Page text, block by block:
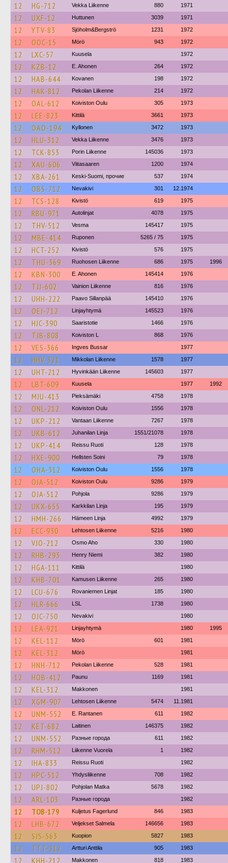
12 HG-712 Vekka Liikenne 880 1971
12 UXF-12 Huttunen 3039 1971
12 YTV-83 Sjöholm&Bergströ 1231 1972
12 OOC-15 Mörö 943 1972
12 LXC-57 Kuusela 1972
12 KZB-12 E. Ahonen 264 1972
12 HAB-644 Kovanen 198 1972
12 HAK-812 Pekolan Liikenne 214 1972
12 OAL-612 Koiviston Oulu 305 1973
12 LEE-823 Kittilä 3661 1973
12 OAO-194 Kyllonen 3472 1973
12 HLU-312 Vekka Liikenne 3476 1973
12 TCK-853 Porin Liikenne 145036 1973
12 XAU-606 Viitasaaren 1200 1974
12 XBA-261 Keski-Suomi, прочие 537 1974
12 OBS-712 Nevakivi 301 12.1974
12 TCS-128 Kivistö 619 1975
12 RBU-971 Autolinjat 4078 1975
12 THV-512 Vesma 145417 1975
12 MBE-414 Ruponen 5265 / 75 1975
12 HCT-252 Kivistö 576 1975
12 THU-369 Ruohosen Liikenne 686 1975 1996
12 KBN-300 E. Ahonen 145414 1976
12 TJJ-602 Vainion Liikenne 816 1976
12 UHH-222 Paavo Sillanpää 145410 1976
12 OEJ-712 Linjayhtymä 145523 1976
12 HJC-390 Saaristotie 1466 1976
12 TJB-808 Koiviston L 868 1976
12 VES-366 Ingves Bussar 1977
12 HHV-321 Mikkolan Liikenne 1578 1977
12 UHT-212 Hyvinkään Liikenne 145603 1977
12 LBT-609 Kuusela 1977 1992
12 MJU-413 Pieksämäki 4758 1978
12 ONL-212 Koiviston Oulu 1556 1978
12 UKP-212 Vantaan Liikenne 7267 1978
12 UKB-612 Juhanilan Linja 1551/21078 1978
12 UKP-414 Reissu Ruoti 128 1978
12 HXE-900 Hellsten Soini 79 1978
12 OHA-312 Koiviston Oulu 1556 1978
12 OJA-512 Koiviston Oulu 9286 1979
12 OJA-512 Pohjola 9286 1979
12 UKX-655 Karkkilan Linja 195 1979
12 HMH-266 Hämeen Linja 4992 1979
12 ECC-930 Lehtosen Liikenne 5216 1980
12 VJO-212 Osmo Aho 330 1980
12 RHB-293 Henry Niemi 382 1980
12 HGA-111 Kittilä 1980
12 KHB-701 Kamusen Liikenne 265 1980
12 LCU-676 Rovaniemen Linjat 185 1980
12 HLR-666 LSL 1738 1980
12 OJC-750 Nevakivi 1980
12 LEA-921 Linjayhtymä 1980 1995
12 KEL-112 Mörö 601 1981
12 KEL-312 Mörö 1981
12 HNH-712 Pekolan Liikenne 528 1981
12 HOB-412 Paunu 1169 1981
12 KEL-312 Makkonen 1981
12 XGM-907 Lehtosen Liikenne 5474 11.1981
12 UNM-552 E. Rantanen 611 1982
12 KET-682 Laitinen 146375 1982
12 UNM-552 Разные города 611 1982
12 RHM-512 Liikenne Vuorela 1 1982
12 IHA-833 Reissu Ruoti 1982
12 HPC-512 Yhdysliikenne 708 1982
12 UPJ-802 Pohjolan Matka 5678 1982
12 ARL-103 Разные города 1982
12 TOB-179 Kuljetus Fagerlund 846 1983
12 LHB-672 Veljekset Salmela 146656 1983
12 SJS-563 Kuopion 5827 1983
12 TTT-312 Artturi Anttila 905 1983
12 KHH-212 Makkonen 818 1983